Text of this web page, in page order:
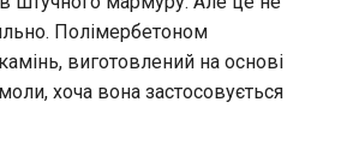
Полімербетоном
виготовлений на основі
хоча вона застосовується